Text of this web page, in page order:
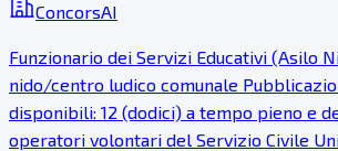
ConcorsAI
Funzionario dei Servizi Educativi (Asilo
nido/centro ludico comunale
disponibili: 12 (dodici) a tempo pieno e
operatori volontari del Servizio Civile